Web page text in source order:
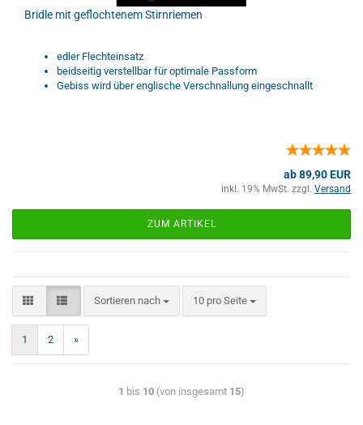
Bridle mit geflochtenem Stirnriemen
edler Flechteinsatz
beidseitig verstellbar für optimale Passform
Gebiss wird über englische Verschnallung eingeschnallt
ab 89,90 EUR
inkl. 19% MwSt. zzgl. Versand
ZUM ARTIKEL
Sortieren nach 10 pro Seite
1 2 »
1 bis 10 (von insgesamt 15)